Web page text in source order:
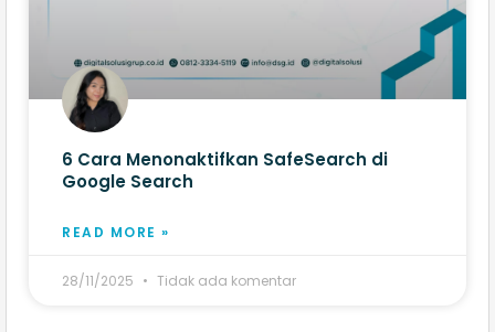
6 Cara Menonaktifkan SafeSearch di
Google Search
READ MORE »
28/11/2025 Tidak ada komentar